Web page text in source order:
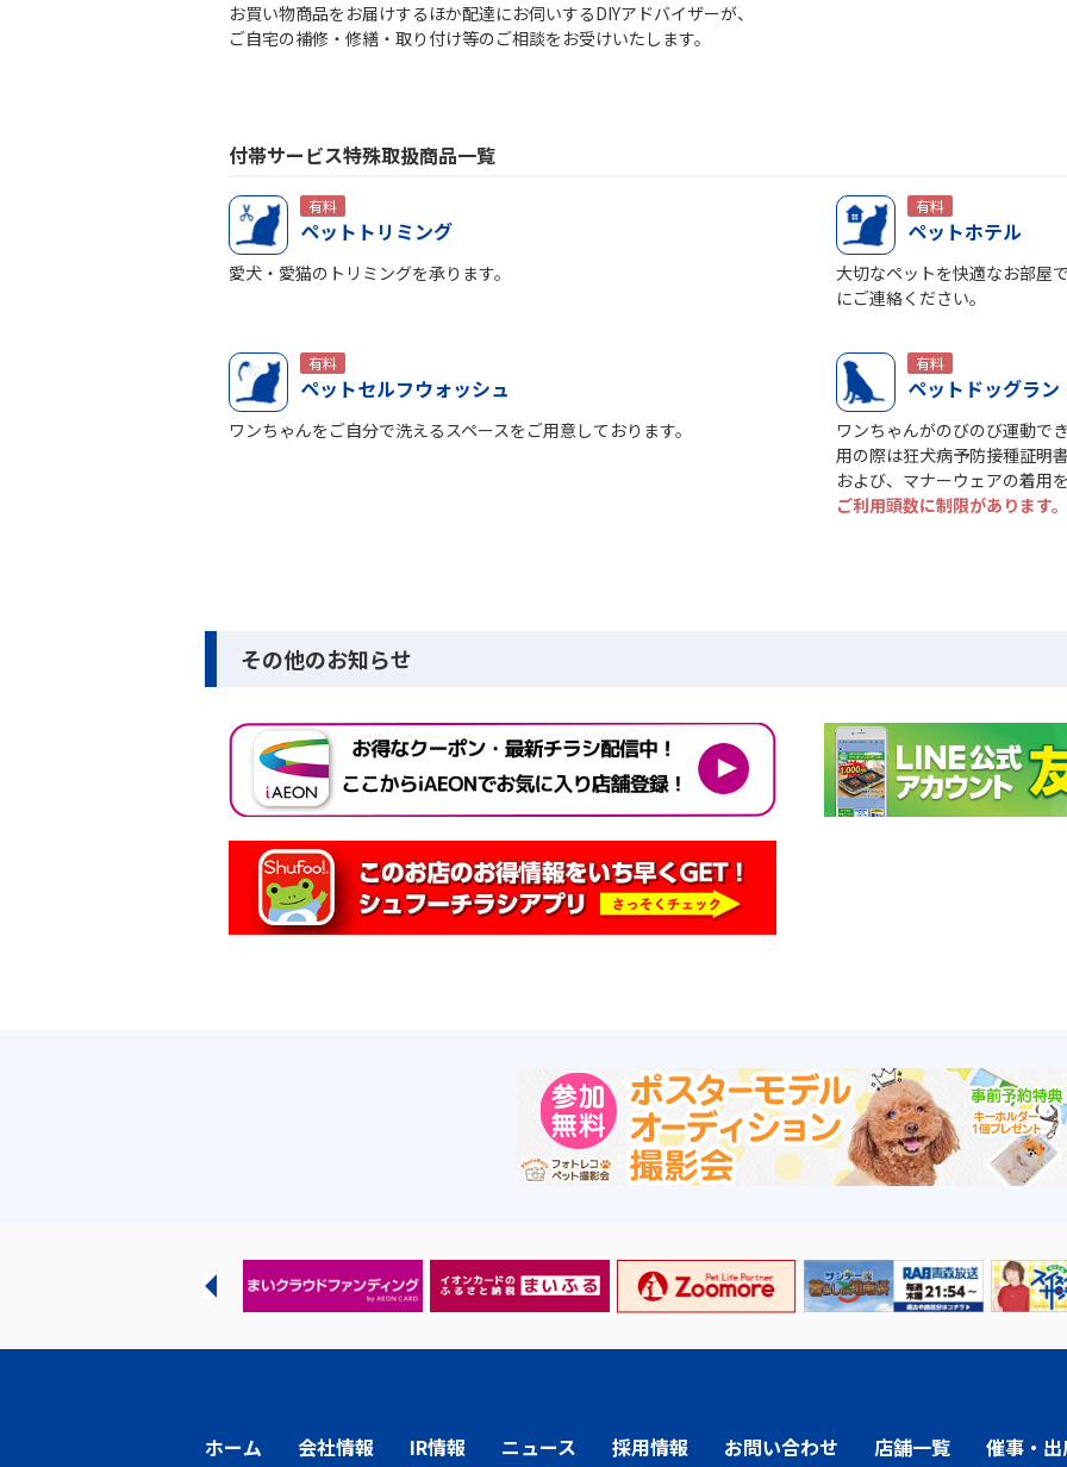
お買い物商品をお届けするほか配達にお伺いするDIYアドバイザーが、
ご自宅の補修・修繕・取り付け等のご相談をお受けいたします。
付帯サービス特殊取扱商品一覧
有料
ペットトリミング
愛犬・愛猫のトリミングを承ります。
有料
ペットホテル
大切なペットを快適なお部屋
にご連絡ください。
有料
ペットセルフウォッシュ
ワンちゃんをご自分で洗えるスペースをご用意しております。
有料
ペットドッグラン
ワンちゃんがのびのび運動で
用の際は狂犬病予防接種証明
および、マナーウェアの着用
ご利用頭数に制限があります
その他のお知らせ
ホーム 会社情報 IR情報 ニュース 採用情報 お問い合わせ 店舗一覧 催事・